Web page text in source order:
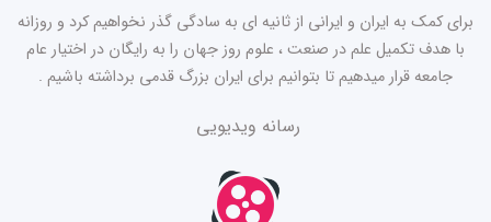
برای کمک به ایران و ایرانی از ثانیه ای به سادگی گذر نخواهیم کرد و روزانه
با هدف تکمیل علم در صنعت ، علوم روز جهان را به رایگان در اختیار عام
جامعه قرار میدهیم تا بتوانیم برای ایران بزرگ قدمی برداشته باشیم .
رسانه ویدیویی